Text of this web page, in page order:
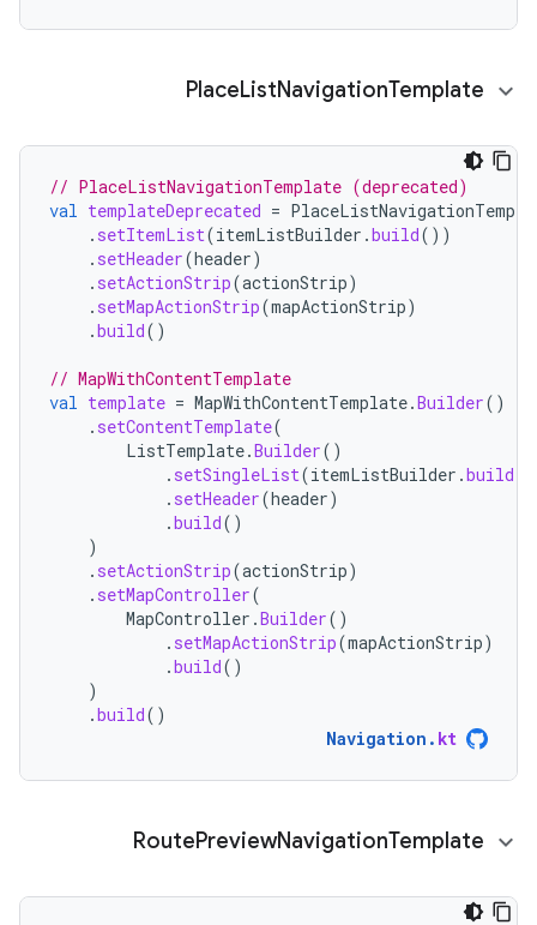
PlaceListNavigationTemplate
// PlaceListNavigationTemplate (deprecated)
val templateDeprecated =
. setItemList(itemListBuilder .build())
. setHeader(header)
. setActionStrip(actionStrip)
. setMapActionStrip(mapActionStrip)
.build()
// MapWithContentTemplate
val template = MapWithContentTemplate.Builder()
. setContentTemplate(
ListTemplate.Builder()
. setSingleList(itemListBuilder .build
. setHeader(header)
.build()
)
. setActionStrip(actionStrip)
. setMapController(
MapController .Builder()
. setMapActionStrip(mapActionStrip)
.build()
)
.build()
Navigation . kt
RoutePreviewNavigationTemplate